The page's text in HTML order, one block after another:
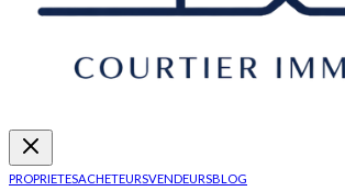
PROPRIETESACHETEURSVENDEURSBLOG